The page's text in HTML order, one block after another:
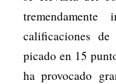
calificaciones
picado en 15
ha provocado